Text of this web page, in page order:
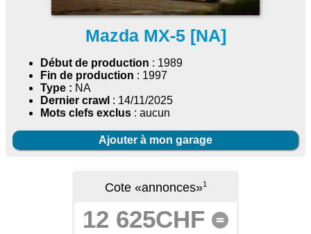
Mazda MX-5 [NA]
Début de production : 1989
Fin de production : 1997
Type : NA
Dernier crawl : 14/11/2025
Mots clefs exclus : aucun
Ajouter à mon garage
Cote «annonces»1
12 625CHF =